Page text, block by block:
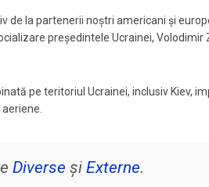
de la partenerii noștri americani și
președintele Ucrainei, Volodimir
pe teritoriul Ucrainei, inclusiv Kiev,
Diverse și Externe.